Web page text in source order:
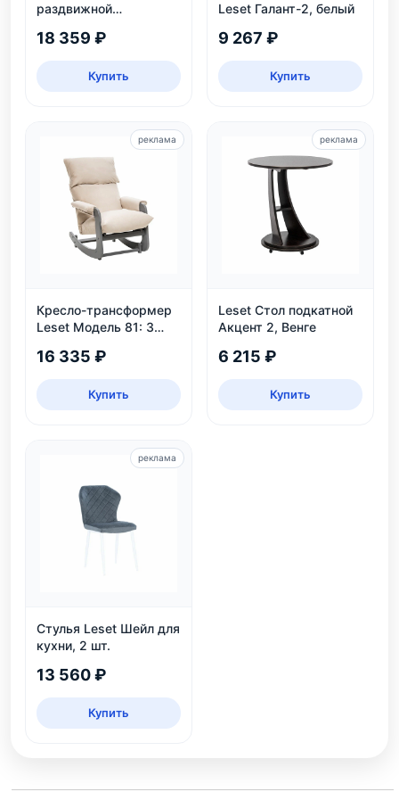
раздвижной
18 359 ₽
Купить
Leset Галант-2, белый
9 267 ₽
Купить
Кресло-трансформер
Leset Модель 81: 3
нагрузка 130 кг
16 335 ₽
Купить
реклама
Leset Стол подкатной
Акцент 2, Венге
6 215 ₽
Купить
реклама
Стулья Leset Шейл для
кухни, 2 шт.
13 560 ₽
Купить
реклама